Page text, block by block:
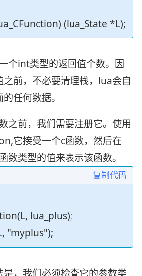
(lua_State *L);
个int类型的返回值个数。因
之前，不必要清理栈，lua会自
任何数据。
之前，我们需要注册它。使用
它接受一个c函数，然后在
数类型的值来表示该函数。
复制代码
lua_plus);
"myplus");
，我们必须检查它的参数类